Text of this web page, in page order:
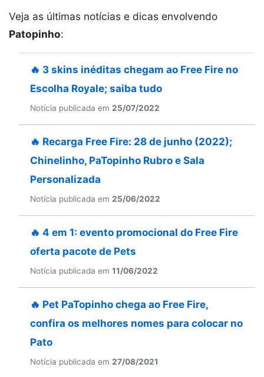
Veja as últimas notícias e dicas envolvendo
Patopinho:
🔥 3 skins inéditas chegam ao Free Fire no
Escolha Royale; saiba tudo
Notícia publicada em 25/07/2022
🔥 Recarga Free Fire: 28 de junho (2022);
Chinelinho, PaTopinho Rubro e Sala
Personalizada
Notícia publicada em 25/06/2022
🔥 4 em 1: evento promocional do Free Fire
oferta pacote de Pets
Notícia publicada em 11/06/2022
🔥 Pet PaTopinho chega ao Free Fire,
confira os melhores nomes para colocar no
Pato
Notícia publicada em 27/08/2021